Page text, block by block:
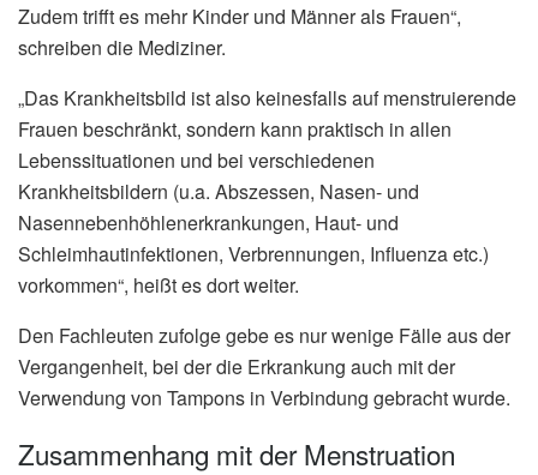
Zudem trifft es mehr Kinder und Männer als Frauen“,
schreiben die Mediziner.
„Das Krankheitsbild ist also keinesfalls auf menstruierende
Frauen beschränkt, sondern kann praktisch in allen
Lebenssituationen und bei verschiedenen
Krankheitsbildern (u.a. Abszessen, Nasen- und
Nasennebenhöhlenerkrankungen, Haut- und
Schleimhautinfektionen, Verbrennungen, Influenza etc.)
vorkommen“, heißt es dort weiter.
Den Fachleuten zufolge gebe es nur wenige Fälle aus der
Vergangenheit, bei der die Erkrankung auch mit der
Verwendung von Tampons in Verbindung gebracht wurde.
Zusammenhang mit der Menstruation